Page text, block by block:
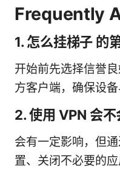
Frequently
1. 怎么挂梯子 的
开始前先选择信誉
方客户端，确保设备
2. 使用 VPN 会不
会有一定影响，但
置、关闭不必要的